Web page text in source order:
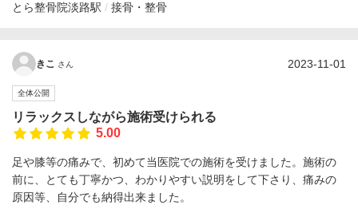
とら整骨院淡路駅 接骨・整骨
きこ さん 2023-11-01
全体公開
リラックスしながら施術受けられる
5.00
足や膝等の痛みで、初めて当医院での施術を受けました。施術の
前に、とても丁寧かつ、わかりやすい説明をして下さり、痛みの
原因等、自分でも納得出来ました。